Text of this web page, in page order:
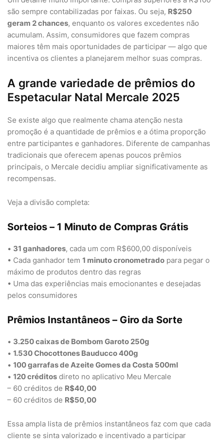
são sempre contabilizadas por faixas. Ou seja, R$250
geram 2 chances, enquanto os valores excedentes não
acumulam. Assim, consumidores que fazem compras
maiores têm mais oportunidades de participar — algo que
incentiva os clientes a planejarem melhor suas compras.
A grande variedade de prêmios do
Espetacular Natal Mercale 2025
Se existe algo que realmente chama atenção nesta
promoção é a quantidade de prêmios e a ótima proporção
entre participantes e ganhadores. Diferente de campanhas
tradicionais que oferecem apenas poucos prêmios
principais, o Mercale decidiu ampliar significativamente as
recompensas.
Veja a divisão completa:
Sorteios – 1 Minuto de Compras Grátis
• 31 ganhadores, cada um com R$600,00 disponíveis
• Cada ganhador tem 1 minuto cronometrado para pegar o
máximo de produtos dentro das regras
• Uma das experiências mais emocionantes e desejadas
pelos consumidores
Prêmios Instantâneos – Giro da Sorte
• 3.250 caixas de Bombom Garoto 250g
• 1.530 Chocottones Bauducco 400g
• 100 garrafas de Azeite Gomes da Costa 500ml
• 120 créditos direto no aplicativo Meu Mercale
– 60 créditos de R$40,00
– 60 créditos de R$50,00
Essa ampla lista de prêmios instantâneos faz com que cada
cliente se sinta valorizado e incentivado a participar